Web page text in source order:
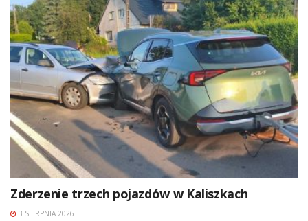
Zderzenie trzech pojazdów w Kaliszkach
3 SIERPNIA 2026